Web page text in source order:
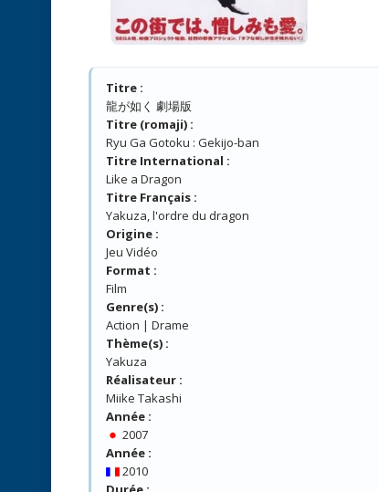
Titre :
龍が如く 劇場版
Titre (romaji) :
Ryu Ga Gotoku : Gekijo-ban
Titre International :
Like a Dragon
Titre Français :
Yakuza, l'ordre du dragon
Origine :
Jeu Vidéo
Format :
Film
Genre(s) :
Action | Drame
Thème(s) :
Yakuza
Réalisateur :
Miike Takashi
Année :
2007
Année :
2010